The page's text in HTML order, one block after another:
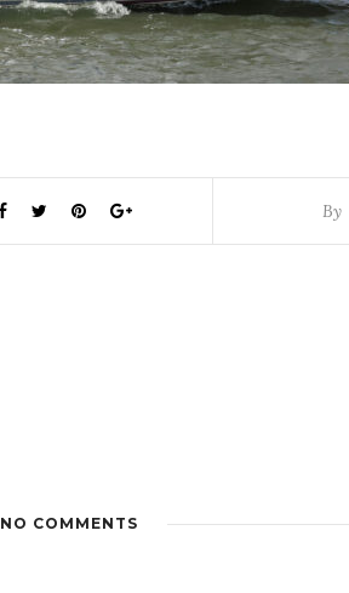
By
NO COMMENTS